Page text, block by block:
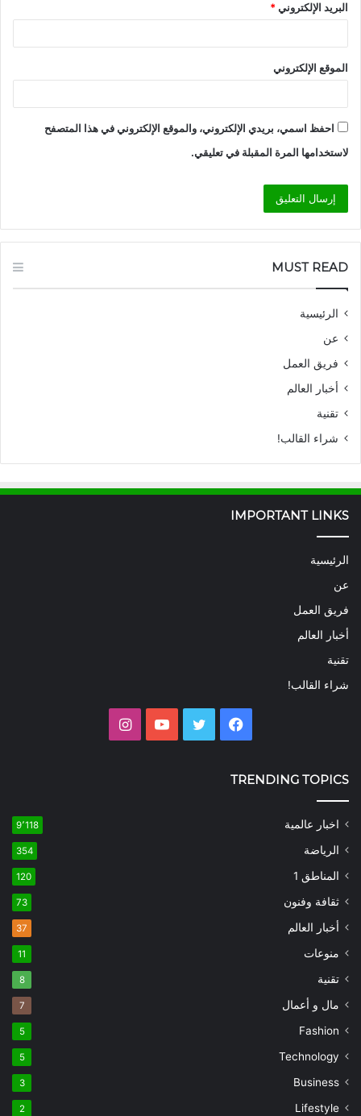
البريد الإلكتروني*
الموقع الإلكتروني
احفظ اسمي، بريدي الإلكتروني، والموقع الإلكتروني في هذا المتصفح
لاستخدامها المرة المقبلة في تعليقي.
MUST READ
الرئيسية
عن
فريق العمل
أخبار العالم
تقنية
شراء القالب!
IMPORTANT LINKS
الرئيسية
عن
فريق العمل
أخبار العالم
تقنية
شراء القالب!
فيسبوك تويتر يوتيوب
TRENDING TOPICS
اخبار عالمية 9٬118
الرياضة 354
المناطق 1 120
ثقافة وفنون 73
أخبار العالم 37
منوعات 11
تقنية 8
مال و أعمال 7
Fashion
5
Technology
5
Business
3
Lifestyle
2